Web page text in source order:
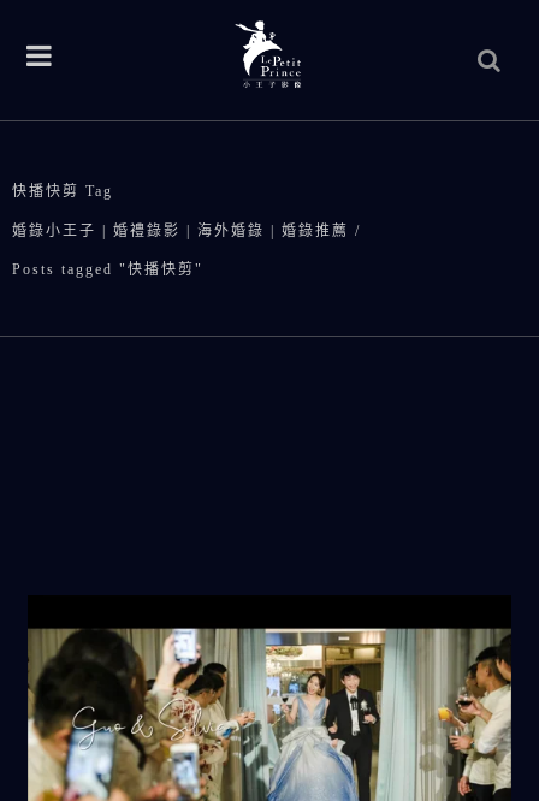
快播快剪 Tag
婚錄小王子 | 婚禮錄影 | 海外婚錄 | 婚錄推薦 /
Posts tagged "快播快剪"